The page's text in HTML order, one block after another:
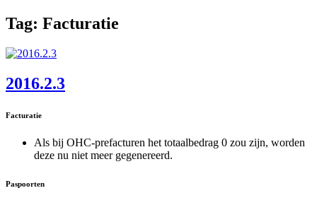
Tag: Facturatie
2016.2.3
Facturatie
Als bij OHC-prefacturen het totaalbedrag 0 zou zijn, worden
deze nu niet meer gegenereerd.
Paspoorten